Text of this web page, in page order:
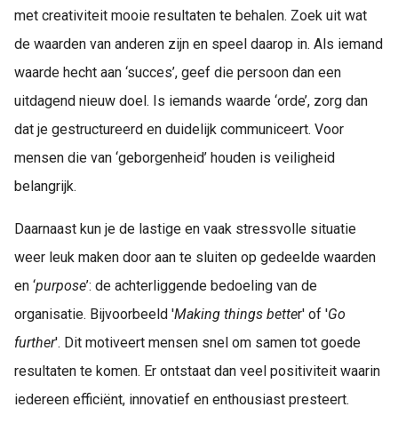
met creativiteit mooie resultaten te behalen. Zoek uit wat
de waarden van anderen zijn en speel daarop in. Als iemand
waarde hecht aan ‘succes’, geef die persoon dan een
uitdagend nieuw doel. Is iemands waarde ‘orde’, zorg dan
dat je gestructureerd en duidelijk communiceert. Voor
mensen die van ‘geborgenheid’ houden is veiligheid
belangrijk.
Daarnaast kun je de lastige en vaak stressvolle situatie
weer leuk maken door aan te sluiten op gedeelde waarden
en ‘purpose’: de achterliggende bedoeling van de
organisatie. Bijvoorbeeld 'Making things better' of 'Go
further'. Dit motiveert mensen snel om samen tot goede
resultaten te komen. Er ontstaat dan veel positiviteit waarin
iedereen efficiënt, innovatief en enthousiast presteert.